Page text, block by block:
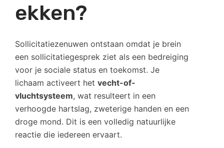
ekken?
Sollicitatiezenuwen ontstaan omdat je brein
een sollicitatiegesprek ziet als een bedreiging
voor je sociale status en toekomst. Je
lichaam activeert het vecht-of-
vluchtsysteem, wat resulteert in een
verhoogde hartslag, zweterige handen en een
droge mond. Dit is een volledig natuurlijke
reactie die iedereen ervaart.